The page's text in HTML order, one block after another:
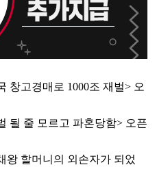
창고경매로 1000조 재벌> 오
될 줄 모르고 파혼당함> 오픈
왕 할머니의 외손자가 되었